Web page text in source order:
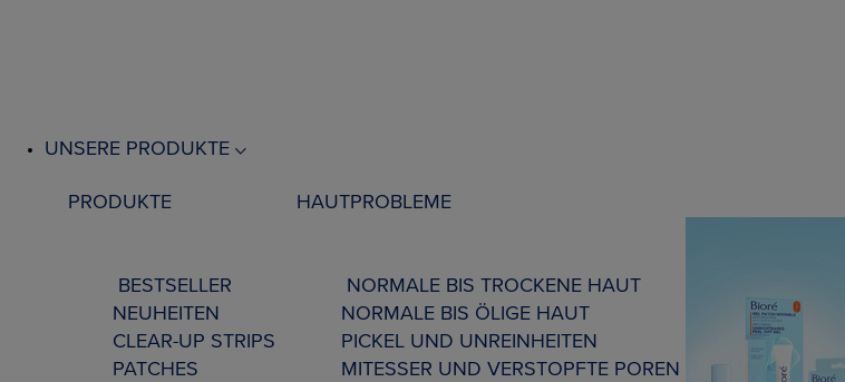
UNSERE PRODUKTE
PRODUKTE
BESTSELLER
NEUHEITEN
CLEAR-UP STRIPS
PATCHES
HAUTPROBLEME
NORMALE BIS TROCKENE HAUT
NORMALE BIS ÖLIGE HAUT
PICKEL UND UNREINHEITEN
MITESSER UND VERSTOPFTE POREN